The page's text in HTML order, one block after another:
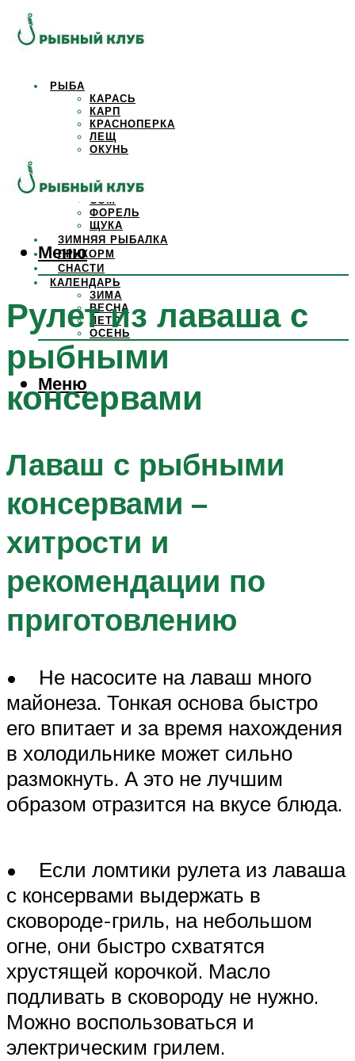
РЫБА
КАРАСЬ
КАРП
КРАСНОПЕРКА
ЛЕЩ
ОКУНЬ
САЗАН
СОМ
ФОРЕЛЬ
ЩУКА
ЗИМНЯЯ РЫБАЛКА
ПРИКОРМ
СНАСТИ
КАЛЕНДАРЬ
ЗИМА
ВЕСНА
ЛЕТО
ОСЕНЬ
Меню
Меню
Рулет из лаваша с
рыбными
консервами
Лаваш с рыбными
консервами –
хитрости и
рекомендации по
приготовлению
• Не насосите на лаваш много
майонеза. Тонкая основа быстро
его впитает и за время нахождения
в холодильнике может сильно
размокнуть. А это не лучшим
образом отразится на вкусе блюда.
• Если ломтики рулета из лаваша
с консервами выдержать в
сковороде-гриль, на небольшом
огне, они быстро схватятся
хрустящей корочкой. Масло
подливать в сковороду не нужно.
Можно воспользоваться и
электрическим грилем.